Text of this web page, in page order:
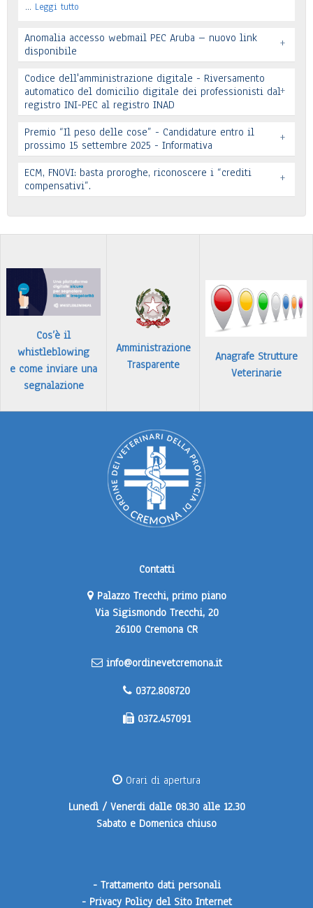
… Leggi tutto
Anomalia accesso webmail PEC Aruba – nuovo link
disponibile
+
Leggi tutto
Codice dell'amministrazione digitale - Riversamento
automatico del domicilio digitale dei professionisti dal
registro INI-PEC al registro INAD
+
Leggi tutto
Premio “Il peso delle cose” - Candidature entro il
prossimo 15 settembre 2025 - Informativa
+
Premio “Il peso delle cose” - Candidature
ECM, FNOVI: basta proroghe, riconoscere i “crediti
compensativi”.
+
Cos’è il
whistleblowing
e come inviare una
segnalazione
Amministrazione
Trasparente
Anagrafe Strutture
Veterinarie
Contatti
Palazzo Trecchi, primo piano
Via Sigismondo Trecchi, 20
26100 Cremona CR
info@ordinevetcremona.it
0372.808720
0372.457091
Orari di apertura
Lunedì / Venerdidalle 08.30 alle 12.30
Sabato e Domenica chiuso
- Trattamento dati personali
- Privacy Policy del Sito Internet